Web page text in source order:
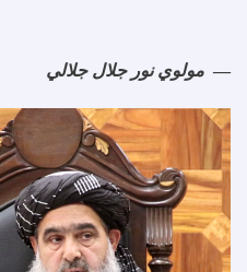
مولوي نور جلال جلالي